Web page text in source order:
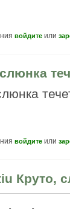
войдите или
войдите или
Круто,